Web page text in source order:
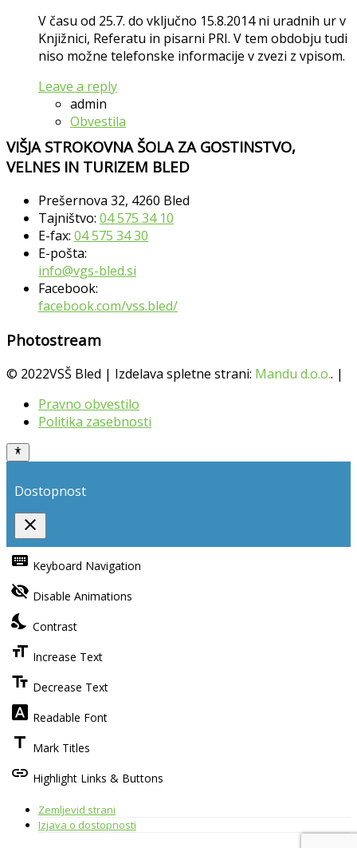
V času od 25.7. do vključno 15.8.2014 ni uradnih ur v
Knjižnici, Referatu in pisarni PRI. V tem obdobju tudi
niso možne telefonske informacije v zvezi z vpisom.
Leave a reply
admin
Obvestila
VIŠJA STROKOVNA ŠOLA ZA GOSTINSTVO,
VELNES IN TURIZEM BLED
Prešernova 32, 4260 Bled
Tajništvo: 04 575 34 10
E-fax: 04 575 34 30
E-pošta:
info@vgs-bled.si
Facebook:
facebook.com/vss.bled/
Photostream
© 2022VSŠ Bled | Izdelava spletne strani: Mandu d.o.o.. |
Pravno obvestilo
Politika zasebnosti
Dostopnost
close
Toggle
visibility
Accessibility
keyboard Keyboard Navigation
visibility_off Disable Animations
nights_stay Contrast
format_size Increase Text
text_fields Decrease Text
font_download Readable Font
title Mark Titles
link Highlight Links & Buttons
Zemljevid strani
Izjava o dostopnosti